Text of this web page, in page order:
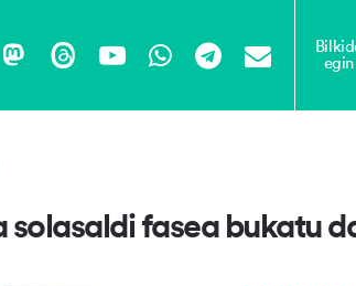
Mastodon
ThreadsYouTubeWhatsApp
Telegram
Email
egin
fasea bukatu